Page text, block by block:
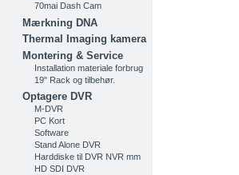
70mai Dash Cam
Mærkning DNA
Thermal Imaging kamera
Montering & Service
Installation materiale forbrug
19" Rack og tilbehør.
Optagere DVR
M-DVR
PC Kort
Software
Stand Alone DVR
Harddiske til DVR NVR mm
HD SDI DVR